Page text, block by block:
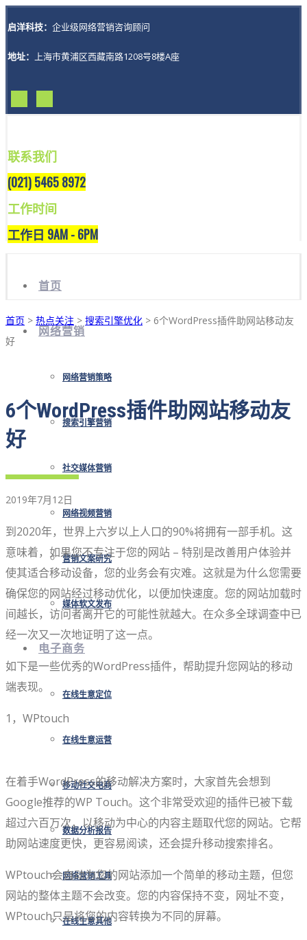
启洋科技： 企业级网络营销咨询顾问
地址： 上海市黄浦区西藏南路1208号8楼A座
联系我们
(021) 5465 8972
工作时间
工作日 9AM - 6PM
首页
网络营销
网络营销策略
搜索引擎营销
社交媒体营销
网络视频营销
营销文案研究
媒体软文发布
电子商务
在线生意定位
在线生意运营
移动社交电商
数据分析报告
网络营销工具
在线生意其他
首页 > 热点关注 > 搜索引擎优化 > 6个WordPress插件助网站移动友
好
6个WordPress插件助网站移动友
好
2019年7月12日
到2020年，世界上六岁以上人口的90%将拥有一部手机。这
意味着，如果您不专注于您的网站 – 特别是改善用户体验并
使其适合移动设备，您的业务会有灾难。这就是为什么您需要
确保您的网站经过移动优化，以便加快速度。您的网站加载时
间越长，访问者离开它的可能性就越大。在众多全球调查中已
经一次又一次地证明了这一点。
如下是一些优秀的WordPress插件，帮助提升您网站的移动
端表现。
1，WPtouch
在着手WordPress的移动解决方案时，大家首先会想到
Google推荐的WP Touch。这个非常受欢迎的插件已被下载
超过六百万次，以移动为中心的内容主题取代您的网站。它帮
助网站速度更快，更容易阅读，还会提升移动搜索排名。
WPtouch会自动为您的网站添加一个简单的移动主题，但您
网站的整体主题不会改变。您的内容保持不变，网址不变，
WPtouch只是将您的内容转换为不同的屏幕。